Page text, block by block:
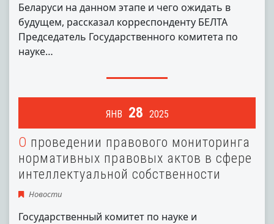
Беларуси на данном этапе и чего ожидать в
будущем, рассказал корреспонденту БЕЛТА
Председатель Государственного комитета по
науке…
ЯНВ 28 2025
О проведении правового мониторинга
нормативных правовых актов в сфере
интеллектуальной собственности
Новости
Государственный комитет по науке и